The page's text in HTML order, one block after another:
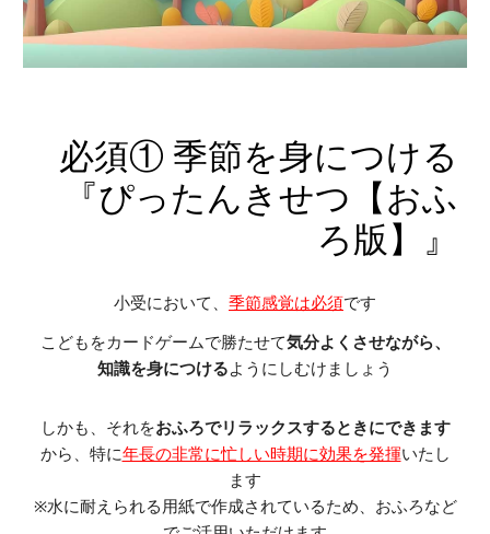
必須① 季節を身につける
『ぴったんきせつ【おふ
ろ版】』
小受において、 季節感覚は必須です
こどもをカードゲームで勝たせて気分よくさせながら、
知識を身につけるよ うにしむけましょう
しかも、それをおふろでリラックスするときにできます
から、特に年長の非常に忙しい時期に効果を発揮いたし
ます
※水に耐えられる用紙で作成されているため、おふろなど